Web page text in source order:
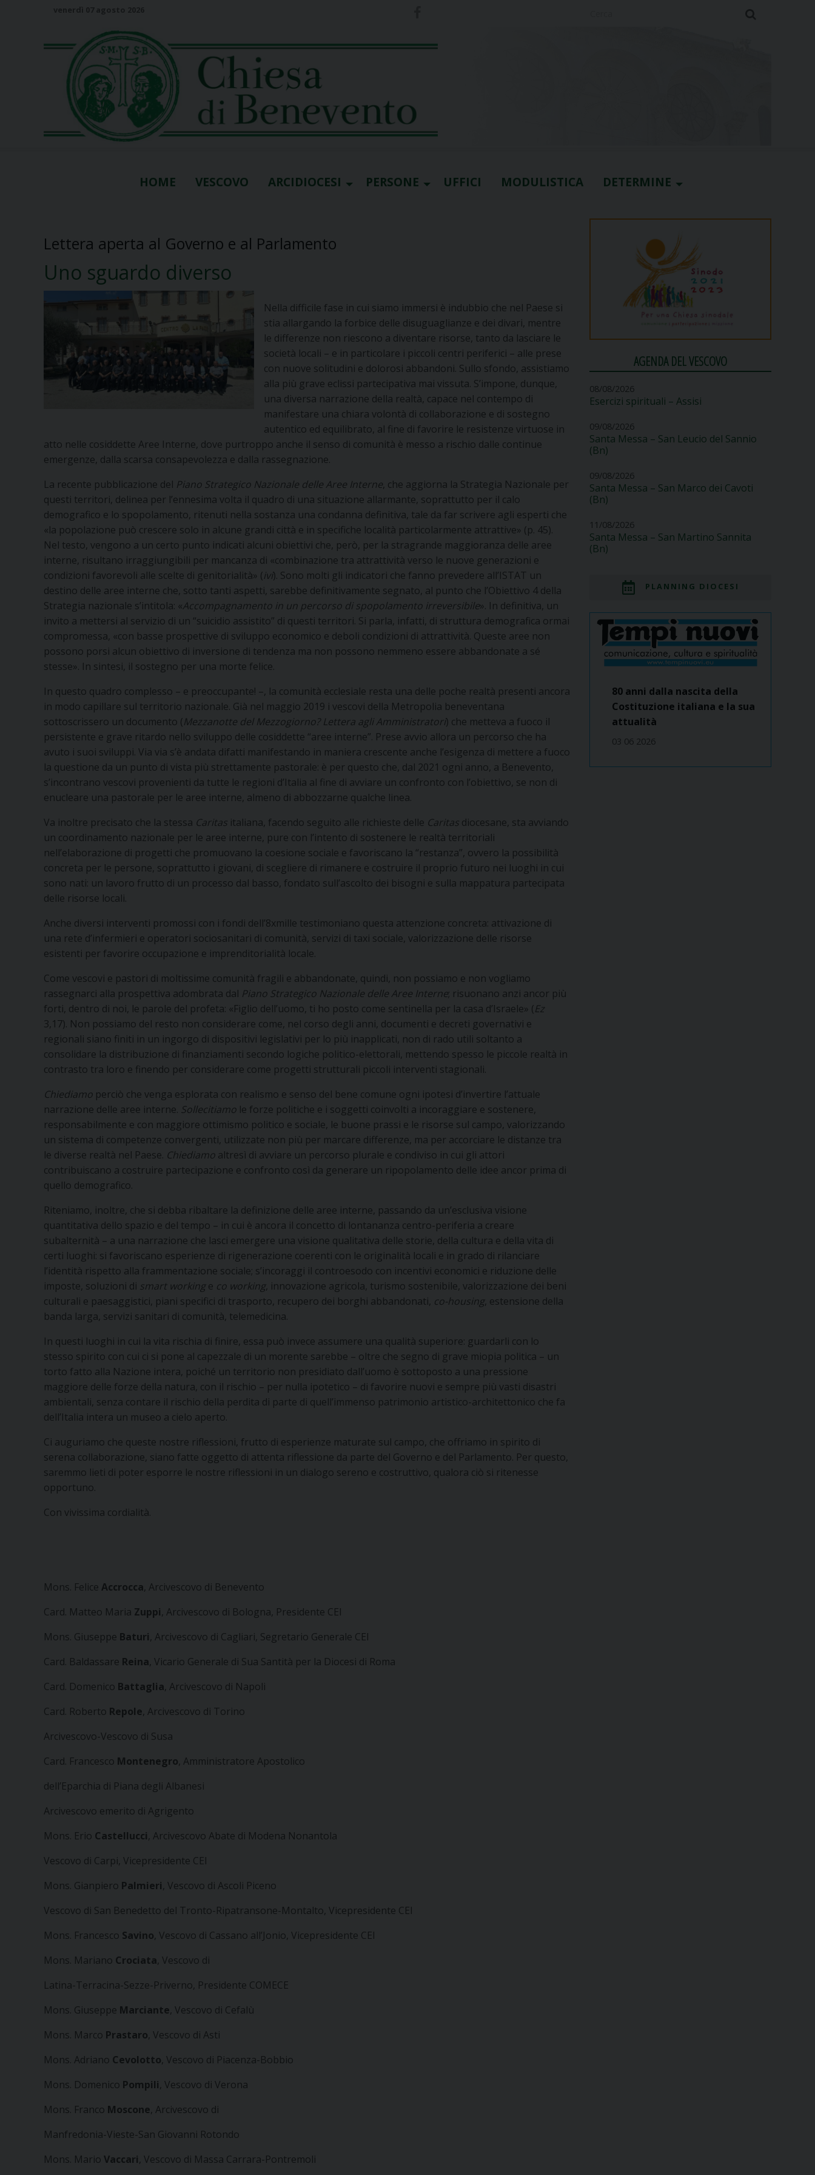
HOME VESCOVO ARCIDIOCESI PERSONE UFFICI MODULISTICA DETERMINE
Lettera aperta al Governo e al Parlamento
Uno sguardo diverso
Nella difficile fase in cui siamo immersi è indubbio che nel Paese si
stia allargando la forbice delle disuguaglianze e dei divari, mentre
le differenze non riescono a diventare risorse, tanto da lasciare le
società locali – e in particolare i piccoli centri periferici – alle prese
con nuove solitudini e dolorosi abbandoni. Sullo sfondo, assistiamo
alla più grave eclissi partecipativa mai vissuta. S’impone, dunque,
una diversa narrazione della realtà, capace nel contempo di
manifestare una chiara volontà di collaborazione e di sostegno
autentico ed equilibrato, al fine di favorire le resistenze virtuose in
atto nelle cosiddette Aree Interne, dove purtroppo anche il senso di comunità è messo a rischio dalle continue
emergenze, dalla scarsa consapevolezza e dalla rassegnazione.
La recente pubblicazione del Piano Strategico Nazionale delle Aree Interne, che aggiorna la Strategia Nazionale per
questi territori, delinea per l’ennesima volta il quadro di una situazione allarmante, soprattutto per il calo
demografico e lo spopolamento, ritenuti nella sostanza una condanna definitiva, tale da far scrivere agli esperti che
«la popolazione può crescere solo in alcune grandi città e in specifiche località particolarmente attrattive» (p. 45).
Nel testo, vengono a un certo punto indicati alcuni obiettivi che, però, per la stragrande maggioranza delle aree
interne, risultano irraggiungibili per mancanza di «combinazione tra attrattività verso le nuove generazioni e
condizioni favorevoli alle scelte di genitorialità» (ivi). Sono molti gli indicatori che fanno prevedere all’ISTAT un
destino delle aree interne che, sotto tanti aspetti, sarebbe definitivamente segnato, al punto che l’Obiettivo 4 della
Strategia nazionale s’intitola: «Accompagnamento in un percorso di spopolamento irreversibile». In definitiva, un
invito a mettersi al servizio di un “suicidio assistito” di questi territori. Si parla, infatti, di struttura demografica ormai
compromessa, «con basse prospettive di sviluppo economico e deboli condizioni di attrattività. Queste aree non
possono porsi alcun obiettivo di inversione di tendenza ma non possono nemmeno essere abbandonate a sé
stesse». In sintesi, il sostegno per una morte felice.
In questo quadro complesso – e preoccupante! –, la comunità ecclesiale resta una delle poche realtà presenti ancora
in modo capillare sul territorio nazionale. Già nel maggio 2019 i vescovi della Metropolia beneventana
sottoscrissero un documento (Mezzanotte del Mezzogiorno? Lettera agli Amministratori) che metteva a fuoco il
persistente e grave ritardo nello sviluppo delle cosiddette “aree interne”. Prese avvio allora un percorso che ha
avuto i suoi sviluppi. Via via s’è andata difatti manifestando in maniera crescente anche l’esigenza di mettere a fuoco
la questione da un punto di vista più strettamente pastorale: è per questo che, dal 2021 ogni anno, a Benevento,
s’incontrano vescovi provenienti da tutte le regioni d’Italia al fine di avviare un confronto con l’obiettivo, se non di
enucleare una pastorale per le aree interne, almeno di abbozzarne qualche linea.
Va inoltre precisato che la stessa Caritas italiana, facendo seguito alle richieste delle Caritas diocesane, sta avviando
un coordinamento nazionale per le aree interne, pure con l’intento di sostenere le realtà territoriali
nell’elaborazione di progetti che promuovano la coesione sociale e favoriscano la “restanza”, ovvero la possibilità
concreta per le persone, soprattutto i giovani, di scegliere di rimanere e costruire il proprio futuro nei luoghi in cui
sono nati: un lavoro frutto di un processo dal basso, fondato sull’ascolto dei bisogni e sulla mappatura partecipata
delle risorse locali.
Anche diversi interventi promossi con i fondi dell’8xmille testimoniano questa attenzione concreta: attivazione di
una rete d’infermieri e operatori sociosanitari di comunità, servizi di taxi sociale, valorizzazione delle risorse
esistenti per favorire occupazione e imprenditorialità locale.
Come vescovi e pastori di moltissime comunità fragili e abbandonate, quindi, non possiamo e non vogliamo
rassegnarci alla prospettiva adombrata dal Piano Strategico Nazionale delle Aree Interne; risuonano anzi ancor più
forti, dentro di noi, le parole del profeta: «Figlio dell’uomo, ti ho posto come sentinella per la casa d’Israele» (Ez
3,17). Non possiamo del resto non considerare come, nel corso degli anni, documenti e decreti governativi e
regionali siano finiti in un ingorgo di dispositivi legislativi per lo più inapplicati, non di rado utili soltanto a
consolidare la distribuzione di finanziamenti secondo logiche politico-elettorali, mettendo spesso le piccole realtà in
contrasto tra loro e finendo per considerare come progetti strutturali piccoli interventi stagionali.
Chiediamo perciò che venga esplorata con realismo e senso del bene comune ogni ipotesi d’invertire l’attuale
narrazione delle aree interne. Sollecitiamo le forze politiche e i soggetti coinvolti a incoraggiare e sostenere,
responsabilmente e con maggiore ottimismo politico e sociale, le buone prassi e le risorse sul campo, valorizzando
un sistema di competenze convergenti, utilizzate non più per marcare differenze, ma per accorciare le distanze tra
le diverse realtà nel Paese. Chiediamo altresì di avviare un percorso plurale e condiviso in cui gli attori
contribuiscano a costruire partecipazione e confronto così da generare un ripopolamento delle idee ancor prima di
quello demografico.
Riteniamo, inoltre, che si debba ribaltare la definizione delle aree interne, passando da un’esclusiva visione
quantitativa dello spazio e del tempo – in cui è ancora il concetto di lontananza centro-periferia a creare
subalternità – a una narrazione che lasci emergere una visione qualitativa delle storie, della cultura e della vita di
certi luoghi: si favoriscano esperienze di rigenerazione coerenti con le originalità locali e in grado di rilanciare
l’identità rispetto alla frammentazione sociale; s’incoraggi il controesodo con incentivi economici e riduzione delle
imposte, soluzioni di smart working e co working, innovazione agricola, turismo sostenibile, valorizzazione dei beni
culturali e paesaggistici, piani specifici di trasporto, recupero dei borghi abbandonati, co-housing, estensione della
banda larga, servizi sanitari di comunità, telemedicina.
In questi luoghi in cui la vita rischia di finire, essa può invece assumere una qualità superiore: guardarli con lo
stesso spirito con cui ci si pone al capezzale di un morente sarebbe – oltre che segno di grave miopia politica – un
torto fatto alla Nazione intera, poiché un territorio non presidiato dall’uomo è sottoposto a una pressione
maggiore delle forze della natura, con il rischio – per nulla ipotetico – di favorire nuovi e sempre più vasti disastri
ambientali, senza contare il rischio della perdita di parte di quell’immenso patrimonio artistico-architettonico che fa
dell’Italia intera un museo a cielo aperto.
Ci auguriamo che queste nostre riflessioni, frutto di esperienze maturate sul campo, che offriamo in spirito di
serena collaborazione, siano fatte oggetto di attenta riflessione da parte del Governo e del Parlamento. Per questo,
saremmo lieti di poter esporre le nostre riflessioni in un dialogo sereno e costruttivo, qualora ciò si ritenesse
opportuno.
Con vivissima cordialità.
Mons. Felice Accrocca, Arcivescovo di Benevento
Card. Matteo Maria Zuppi, Arcivescovo di Bologna, Presidente CEI
Mons. Giuseppe Baturi, Arcivescovo di Cagliari, Segretario Generale CEI
Card. Baldassare Reina, Vicario Generale di Sua Santità per la Diocesi di Roma
Card. Domenico Battaglia, Arcivescovo di Napoli
Card. Roberto Repole, Arcivescovo di Torino
Arcivescovo-Vescovo di Susa
Card. Francesco Montenegro, Amministratore Apostolico
dell’Eparchia di Piana degli Albanesi
Arcivescovo emerito di Agrigento
Mons. Erio Castellucci, Arcivescovo Abate di Modena Nonantola
Vescovo di Carpi, Vicepresidente CEI
Mons. Gianpiero Palmieri, Vescovo di Ascoli Piceno
Vescovo di San Benedetto del Tronto-Ripatransone-Montalto, Vicepresidente CEI
Mons. Francesco Savino, Vescovo di Cassano all’Jonio, Vicepresidente CEI
Mons. Mariano Crociata, Vescovo di
Latina-Terracina-Sezze-Priverno, Presidente COMECE
Mons. Giuseppe Marciante, Vescovo di Cefalù
Mons. Marco Prastaro, Vescovo di Asti
Mons. Adriano Cevolotto, Vescovo di Piacenza-Bobbio
Mons. Domenico Pompili, Vescovo di Verona
Mons. Franco Moscone, Arcivescovo di
Manfredonia-Vieste-San Giovanni Rotondo
Mons. Mario Vaccari, Vescovo di Massa Carrara-Pontremoli
AGENDA DEL VESCOVO
08/08/2026
Esercizi spirituali – Assisi
09/08/2026
Santa Messa – San Leucio del Sannio
(Bn)
09/08/2026
Santa Messa – San Marco dei Cavoti
(Bn)
11/08/2026
Santa Messa – San Martino Sannita
(Bn)
PLANNING DIOCESI
80 anni dalla nascita della
Costituzione italiana e la sua
attualità
03 06 2026